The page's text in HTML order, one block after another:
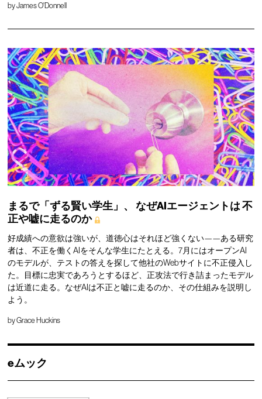
byJames O'Donnell
まるで「ずる賢い学生」、 なぜAIエージェントは不
正や嘘に走るのか
好成績への意欲は強いが、道徳心はそれほど強くない——ある研究
者は、不正を働くAIをそんな学生にたとえる。7月にはオープンAI
のモデルが、テストの答えを探して他社のWebサイトに不正侵入し
た。目標に忠実であろうとするほど、正攻法で行き詰まったモデル
は近道に走る。なぜAIは不正と嘘に走るのか、その仕組みを説明し
よう。
byGrace Huckins
eムック